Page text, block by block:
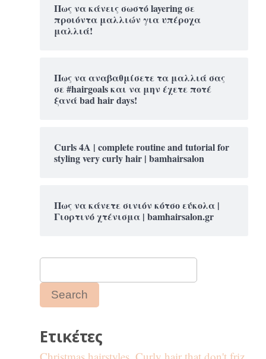
Πως να κάνεις σωστό layering σε
προιόντα μαλλιών για υπέροχα
μαλλιά!
Πως να αναβαθμίσετε τα μαλλιά σας
σε #hairgoals και να μην έχετε ποτέ
ξανά bad hair days!
Curls 4A | complete routine and tutorial for
styling very curly hair | bamhairsalon
Πως να κάνετε σινιόν κότσο εύκολα |
Γιορτινό χτένισμα | bamhairsalon.gr
Ετικέτες
Christmas hairstyles, Curly hair that don't friz,